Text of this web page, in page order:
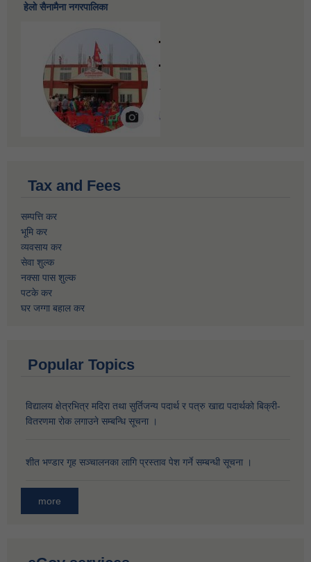
हेलाे सैनामैना नगरपालिका
Tax and Fees
सम्पत्ति कर
भूमि कर
व्यवसाय कर
सेवा शुल्क
नक्सा पास शुल्क
पटके कर
घर जग्गा बहाल कर
Popular Topics
विद्यालय क्षेत्रभित्र मदिरा तथा सुर्तिजन्य पदार्थ र पत्रु खाद्य पदार्थको बिक्री-
वितरणमा रोक लगाउने सम्बन्धि सूचना ।
शीत भण्डार गृह सञ्चालनका लागि प्रस्ताव पेश गर्ने सम्बन्धी सूचना ।
more